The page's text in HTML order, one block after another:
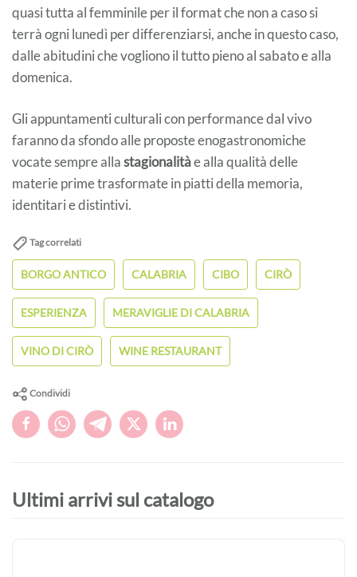
quasi tutta al femminile per il format che non a caso si
terrà ogni lunedì per differenziarsi, anche in questo caso,
dalle abitudini che vogliono il tutto pieno al sabato e alla
domenica.
Gli appuntamenti culturali con performance dal vivo
faranno da sfondo alle proposte enogastronomiche
vocate sempre allastagionalitàe alla qualità delle
materie prime trasformate in piatti della memoria,
identitari e distintivi.
Tag correlati
BORGO ANTICO CALABRIA CIBO CIRÒ
ESPERIENZA MERAVIGLIE DI CALABRIA
VINO DI CIRÒ WINE RESTAURANT
Condividi
Ultimi arrivi sul catalogo